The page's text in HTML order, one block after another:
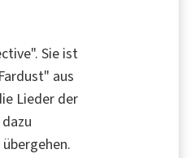
Sie ist
aus
Lieder der